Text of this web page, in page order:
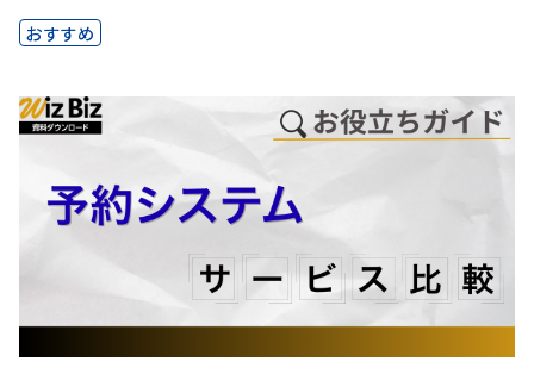
おすすめ